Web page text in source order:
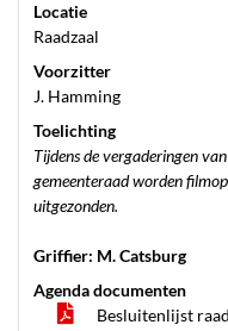
Locatie
Raadzaal
Voorzitter
J. Hamming
Toelichting
Tijdens de vergaderingen
gemeenteraad worden
uitgezonden.
Griffier: M. Catsburg
Agenda documenten
Besluitenlijst